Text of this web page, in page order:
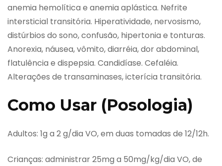
anemia hemolítica e anemia aplástica. Nefrite
intersticial transitória. Hiperatividade, nervosismo,
distúrbios do sono, confusão, hipertonia e tonturas.
Anorexia, náusea, vômito, diarréia, dor abdominal,
flatulência e dispepsia. Candidíase. Cefaléia.
Alterações de transaminases, icterícia transitória.
Como Usar (Posologia)
Adultos: 1g a 2 g/dia VO, em duas tomadas de 12/12h.
Crianças: administrar 25mg a 50mg/kg/dia VO, de